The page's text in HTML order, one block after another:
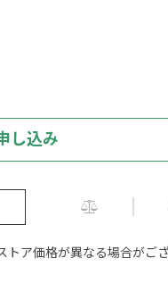
し込み
ア価格が異なる場合がござ